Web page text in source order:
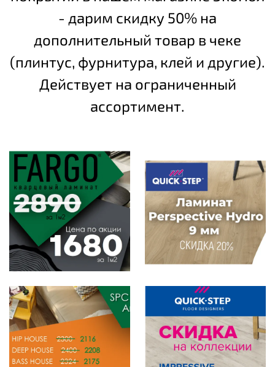
- дарим скидку 50% на
дополнительный товар в чеке
(плинтус, фурнитура, клей и другие).
Действует на ограниченный
ассортимент.